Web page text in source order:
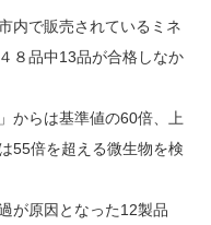
内で販売されているミネ
８品中13品が合格しなか
からは基準値の60倍、上
55倍を超える微生物を検
が原因となった12製品